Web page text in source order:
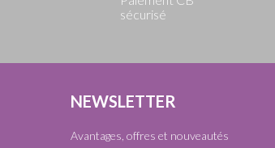
sécurisé
NEWSLETTER
Avantages, offres et nouveautés